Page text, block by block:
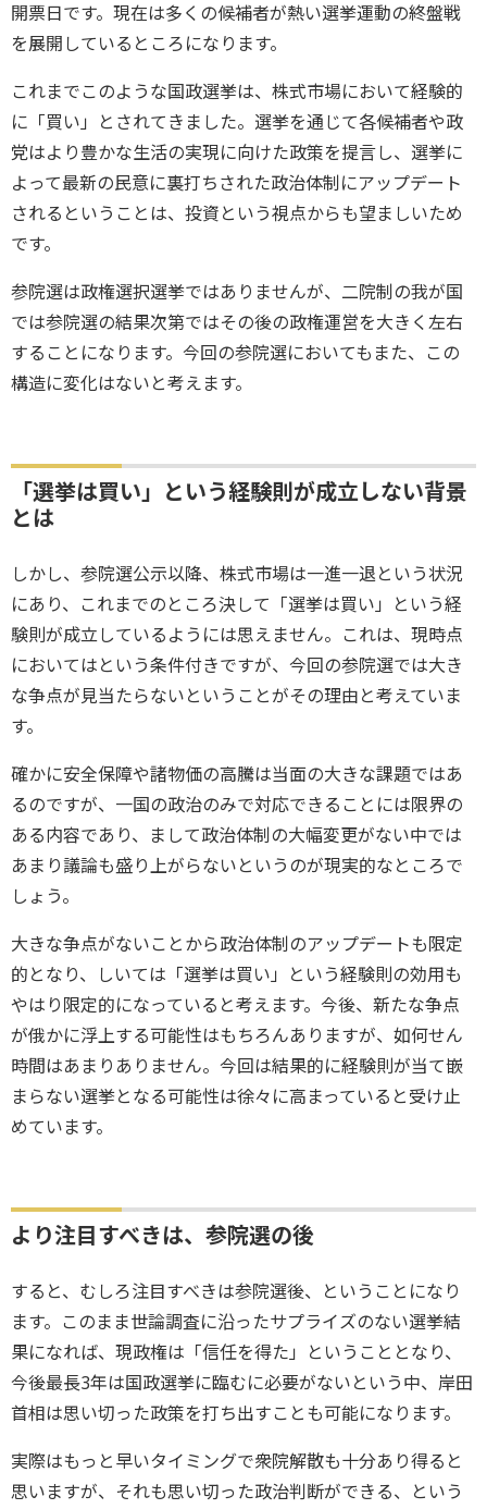
開票日です。現在は多くの候補者が熱い選挙運動の終盤戦
を展開しているところになります。
これまでこのような国政選挙は、株式市場において経験的
に「買い」とされてきました。選挙を通じて各候補者や政
党はより豊かな生活の実現に向けた政策を提言し、選挙に
よって最新の民意に裏打ちされた政治体制にアップデート
されるということは、投資という視点からも望ましいため
です。
参院選は政権選択選挙ではありませんが、二院制の我が国
では参院選の結果次第ではその後の政権運営を大きく左右
することになります。今回の参院選においてもまた、この
構造に変化はないと考えます。
「選挙は買い」という経験則が成立しない背景
とは
しかし、参院選公示以降、株式市場は一進一退という状況
にあり、これまでのところ決して「選挙は買い」という経
験則が成立しているようには思えません。これは、現時点
においてはという条件付きですが、今回の参院選では大き
な争点が見当たらないということがその理由と考えていま
す。
確かに安全保障や諸物価の高騰は当面の大きな課題ではあ
るのですが、一国の政治のみで対応できることには限界の
ある内容であり、まして政治体制の大幅変更がない中では
あまり議論も盛り上がらないというのが現実的なところで
しょう。
大きな争点がないことから政治体制のアップデートも限定
的となり、しいては「選挙は買い」という経験則の効用も
やはり限定的になっていると考えます。今後、新たな争点
が俄かに浮上する可能性はもちろんありますが、如何せん
時間はあまりありません。今回は結果的に経験則が当て嵌
まらない選挙となる可能性は徐々に高まっていると受け止
めています。
より注目すべきは、参院選の後
すると、むしろ注目すべきは参院選後、ということになり
ます。このまま世論調査に沿ったサプライズのない選挙結
果になれば、現政権は「信任を得た」ということとなり、
今後最長3年は国政選挙に臨むに必要がないという中、岸田
首相は思い切った政策を打ち出すことも可能になります。
実際はもっと早いタイミングで衆院解散も十分あり得ると
思いますが、それも思い切った政治判断ができる、という